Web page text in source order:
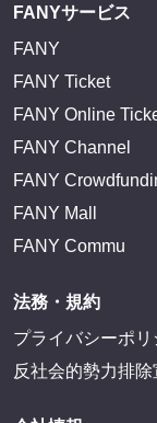
FANYサービス
FANY
FANY Ticket
FANY Online
FANY Channel
FANY
FANY Mall
FANY Commu
法務・規約
プライバシーポリ
反社会的勢力排除